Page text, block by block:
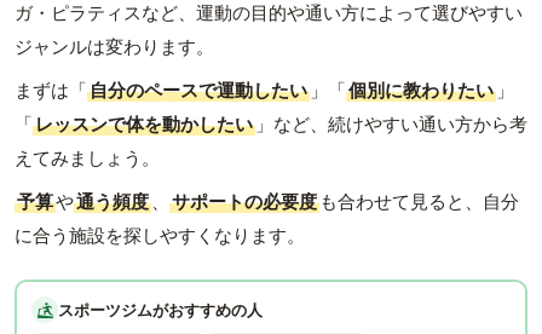
ガ・ピラティスなど、運動の目的や通い方によって選びやすい
ジャンルは変わります。
まずは「自分のペースで運動したい 」「個別に教わりたい 」
「レッスンで体を動かしたい 」など、続けやすい通い方から考
えてみましょう。
予算や通う頻度 、 サポートの必要度 も合わせて見ると、自分
に合う施設を探しやすくなります。
スポーツジムがおすすめの人